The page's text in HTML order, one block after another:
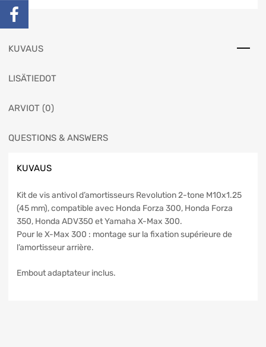
KUVAUS
LISÄTIEDOT
ARVIOT (0)
QUESTIONS & ANSWERS
KUVAUS
Kit de vis antivol d’amortisseurs Revolution 2-tone M10x1.25
(45 mm), compatible avec Honda Forza 300, Honda Forza
350, Honda ADV350 et Yamaha X-Max 300.
Pour le X-Max 300 : montage sur la fixation supérieure de
l’amortisseur arrière.
Embout adaptateur inclus.